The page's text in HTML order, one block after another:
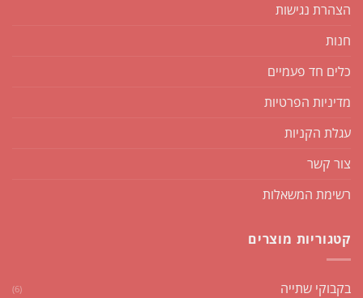
הצהרת נגישות
חנות
כלים חד פעמיים
מדיניות הפרטיות
עגלת הקניות
צור קשר
רשימת המשאלות
קטגוריות מוצרים
בקבוקי שתייה (6)